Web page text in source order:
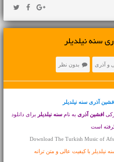
سنه نیلدیلر
و آذری بدون نظر
افشین آذری سنه نیلدیلر
افشین آذری به نامسنه نیلدیلر برای دانلود
است
Download The Turkish Music of
نیلدیلر با کیفیت عالی و متن ترانه